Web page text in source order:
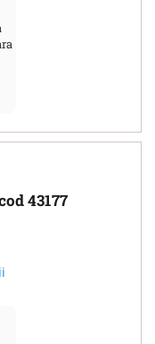
43177